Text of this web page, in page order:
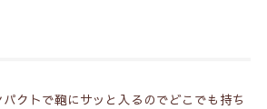
クトで鞄にサッと入るのでどこでも持ち